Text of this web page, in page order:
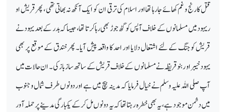
قتل کا رنج و غم کھائے جارہا تھا اور اسلام کی ترقی ان کو ایک آنکھ نہ بھاتی تھی ، پھر قریش او
ریہود میں مسلمانوں کے خلاف آپس کو گٹھ جوڑ بھی رہا کرتا تھا ، جیسا کہ بدر کے بعد یہود نے
قریش کو جنگ کے لئے اشتعال دلایا اور احد کا واقعہ پیش آیا۔ پھر خندق کے موقع پر بھی
یہود خیبر او ربنو قریظہ نے مسلمانوں کے خلاف قریش کے ساتھ ساز باز کی۔ ان حالات میں
آپ صلی اللہ علیہ وسلم نے خیال فرمایا کہ مدینہ بیچ میں ہے اور دونوں طرف شمال و جنوب
میں دشمن موجود ہے، یہ بھی خطرہ رہتا تھا کہ یہ دونوں مل کر کے یکبار گی مدینے پر حملہ آور